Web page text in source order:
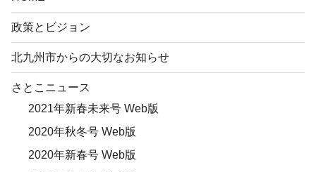
政策とビジョン
北九州市からの大切なお知らせ
さとこニュース
2021年新春未来号 Web版
2020年秋冬号 Web版
2020年新春号 Web版